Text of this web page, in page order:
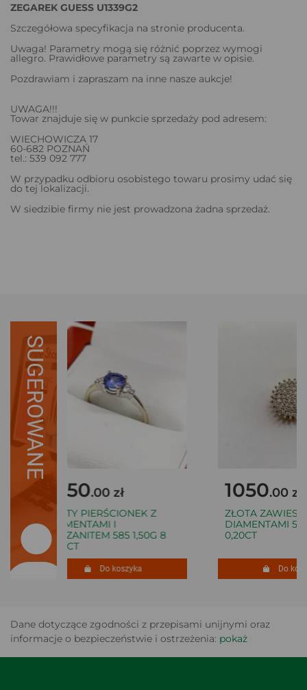
ZEGAREK GUESS U1339G2
Szczegółowa specyfikacja na stronie producenta.
Uwaga! Parametry mogą się różnić poprzez wymogi
allegro. Prawidłowe parametry są zawarte w opisie.
Pozdrawiam i zapraszam na inne nasze aukcje!
UWAGA!!!
Towar znajduje się w punkcie sprzedaży pod adresem:
WIECHOWICZA 17
60-682 POZNAŃ
tel.: 539 092 777
W przypadku odbioru osobistego towaru prosimy udać się
do tej lokalizacji.
W siedzibie firmy nie jest prowadzona żadna sprzedaż.
SUGEROWANE
1050.00 zł
ZŁOTY PIERŚCIONEK Z
DIAMENTAMI I
TANZANITEM 585 1,50G 8
0,06CT
Do koszyka
1050.00 zł
ZŁOTA
DIAMENTAMI 585
0,20CT
Do
Dane dotyczące zgodności z przepisami unijnymi oraz
informacje o bezpieczeństwie i ostrzeżenia: pokaż